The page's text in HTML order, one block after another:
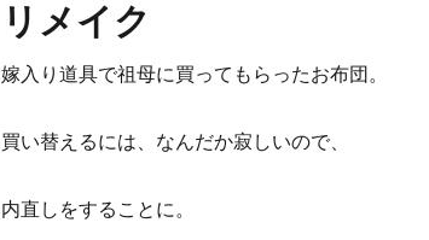
リメイク
嫁入り道具で祖母に買ってもらったお布団。
買い替えるには、なんだか寂しいので、
内直しをすることに。